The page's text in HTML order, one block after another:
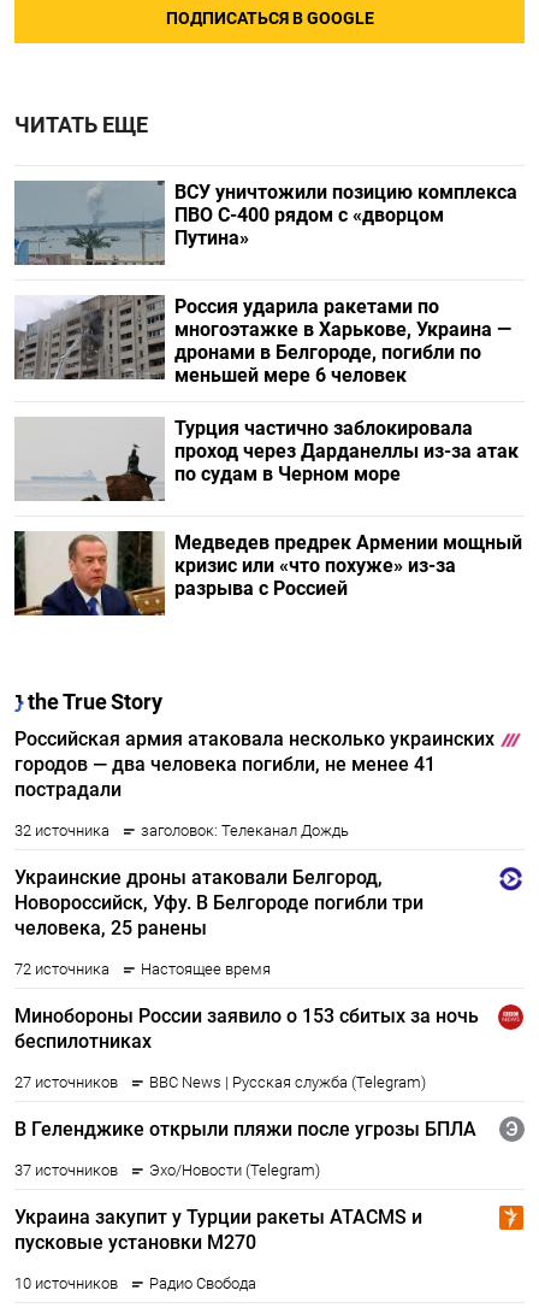
ПОДПИСАТЬСЯ В GOOGLE
ЧИТАТЬ ЕЩЕ
ВСУ уничтожили позицию комплекса
ПВО С-400 рядом с «дворцом
Путина»
Россия ударила ракетами по
многоэтажке в Харькове, Украина —
дронами в Белгороде, погибли по
меньшей мере 6 человек
Турция частично заблокировала
проход через Дарданеллы из-за атак
по судам в Черном море
Медведев предрек Армении мощный
кризис или «что похуже» из-за
разрыва с Россией